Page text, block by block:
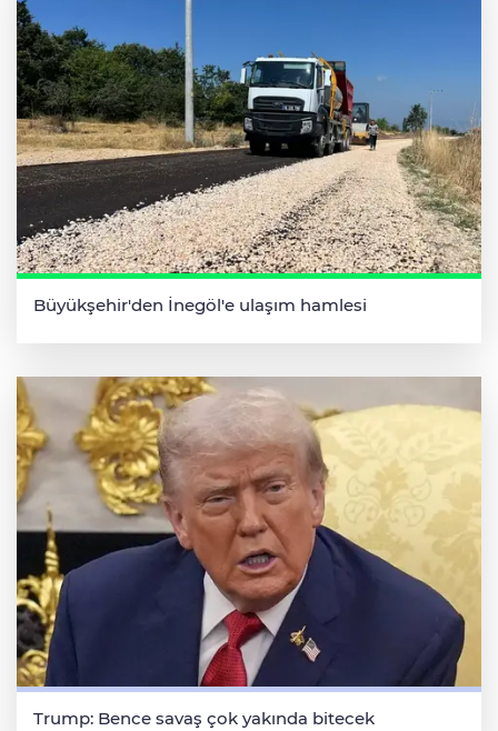
Büyükşehir'den İnegöl'e ulaşım hamlesi
Trump: Bence savaş çok yakında bitecek